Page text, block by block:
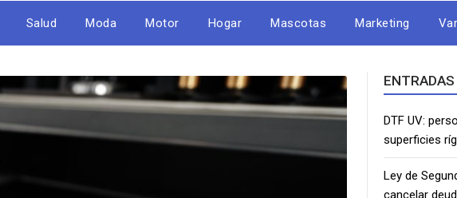
Salud Moda Motor Hogar Mascotas Marketing
DTF UV:
superficies
Ley de
cancelar